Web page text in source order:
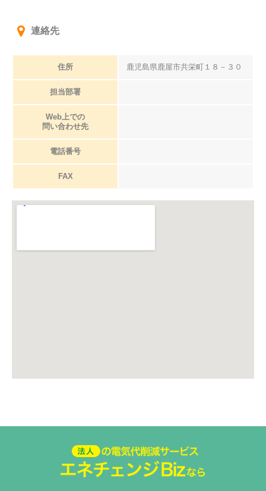
連絡先
住所 鹿児島県鹿屋市共栄町１８－３０
担当部署
Web上での
問い合わせ先
電話番号
FAX
法人の電気代削減サービスエネ
チェンジ Biz